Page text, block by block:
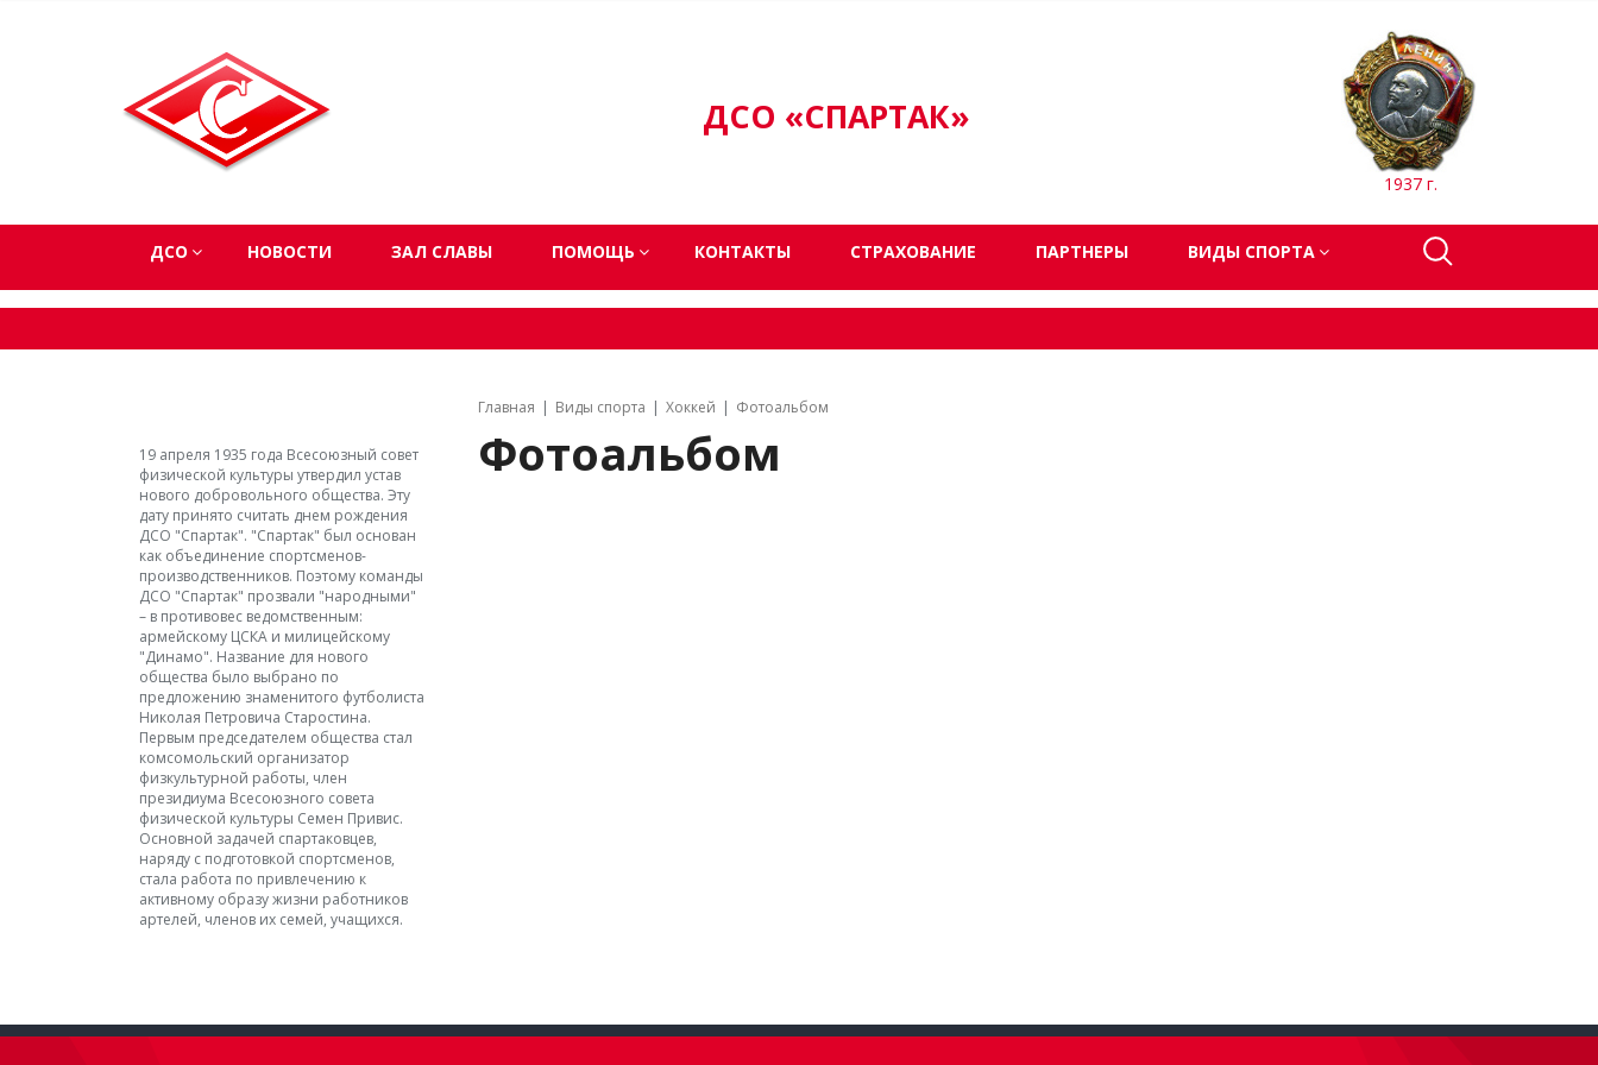
ДСО «СПАРТАК»
1937 г.
ДСО НОВОСТИ ЗАЛ СЛАВЫ ПОМОЩЬ КОНТАКТЫ СТРАХОВАНИЕ ПАРТНЕРЫ ВИДЫ СПОРТА
Главная Виды спорта Хоккей Фотоальбом
Фотоальбом
19 апреля 1935 года Всесоюзный совет
физической культуры утвердил устав
нового добровольного общества. Эту
дату принято считать днем рождения
ДСО "Спартак". "Спартак" был основан
как объединение спортсменов-
производственников. Поэтому команды
ДСО "Спартак" прозвали "народными"
– в противовес ведомственным:
армейскому ЦСКА и милицейскому
"Динамо". Название для нового
общества было выбрано по
предложению знаменитого футболиста
Николая Петровича Старостина.
Первым председателем общества стал
комсомольский организатор
физкультурной работы, член
президиума Всесоюзного совета
физической культуры Семен Привис.
Основной задачей спартаковцев,
наряду с подготовкой спортсменов,
стала работа по привлечению к
активному образу жизни работников
артелей, членов их семей, учащихся.